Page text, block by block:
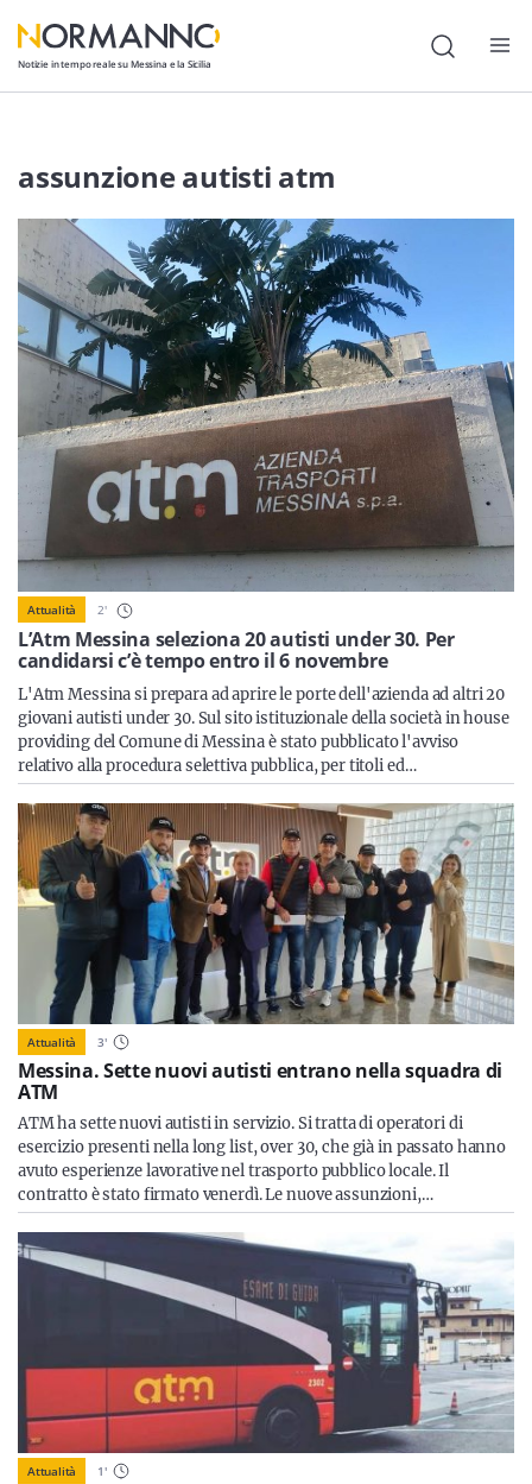
Notizie in tempo reale su Messina e la Sicilia
Attualità
Politica
Cultura
Lavoro
Società
Economia
Sport
Sicilia
Servizi
nostra newsletter
Iscriviti
assunzione autisti atm
L’Atm Messina seleziona 20 autisti under 30. Per
candidarsi c’è tempo entro il 6 novembre
Attualità 2'
L'Atm Messina si prepara ad aprire le porte dell'azienda ad altri 20
giovani autisti under 30. Sul sito istituzionale della società in house
providing del Comune di Messina è stato pubblicato l'avviso
relativo alla procedura selettiva pubblica, per titoli ed…
Attualità 3'
Messina. Sette nuovi autisti entrano nella squadra di
ATM
ATM ha sette nuovi autisti in servizio. Si tratta di operatori di
esercizio presenti nella long list, over 30, che già in passato hanno
avuto esperienze lavorative nel trasporto pubblico locale. Il
contratto è stato firmato venerdì. Le nuove assunzioni,…
Attualità 1'